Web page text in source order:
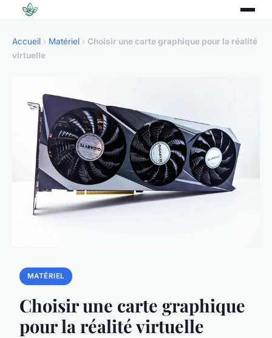
Accueil › Matériel › Choisir une carte graphique pour la réalité
virtuelle
MATÉRIEL
Choisir une carte graphique
pour la réalité virtuelle